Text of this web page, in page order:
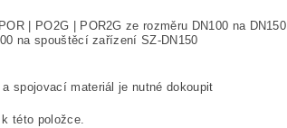
| PO2G | POR2G ze rozměru DN100 na DN150
na spouštěcí zařízení SZ-DN150
spojovací materiál je nutné dokoupit
této položce.